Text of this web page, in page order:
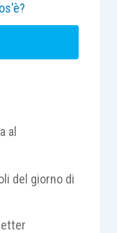
al
del giorno di